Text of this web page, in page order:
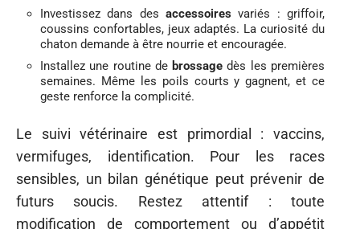
Investissez dans des accessoires variés : griffoir,
coussins confortables, jeux adaptés. La curiosité du
chaton demande à être nourrie et encouragée.
Installez une routine de brossage dès les premières
semaines. Même les poils courts y gagnent, et ce
geste renforce la complicité.
Le suivi vétérinaire est primordial : vaccins,
vermifuges, identification. Pour les races
sensibles, un bilan génétique peut prévenir de
futurs soucis. Restez attentif : toute
modification de comportement ou d’appétit